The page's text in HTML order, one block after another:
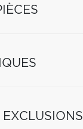
EXCLUSIONS